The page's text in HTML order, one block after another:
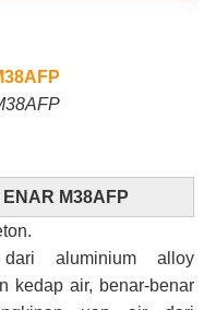
M38AFP
aluminium alloy
kedap air, benar-benar